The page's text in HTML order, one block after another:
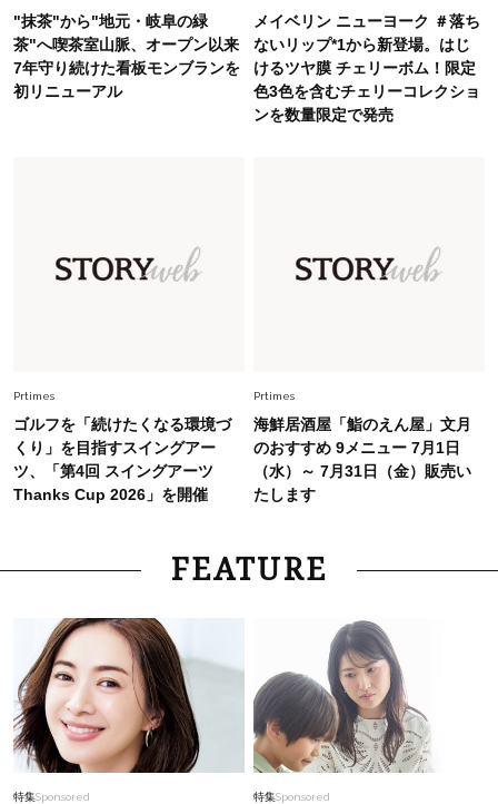
Fashion 2026.6.26
初夏はこれさえあれば！40代は【淡色ワンピ】
で即涼しげ＆上品見え〈3選〉
2026.7.31
【40代のTシャツコーデ】超ビッグサイズ×きれ
毎日忙しい40代が頼れる！無難に見えない【ひ
とくせ黒ワンピ】〈5選〉
"抹茶"から"地元・岐阜の緑
茶"へ喫茶室山脈、オープン以来
7年守り続けた看板モンブランを
初リニューアル
メイベリン ニューヨーク ＃落ち
ないリップ*1から新登場。はじ
けるツヤ膜 チェリーボム！限定
色3色を含むチェリーコレクショ
ンを数量限定で発売
Prtimes
ゴルフを「続けたくなる環境づ
くり」を目指すスイングアー
ツ、「第4回 スイングアーツ
Thanks Cup 2026」を開催
Prtimes
海鮮居酒屋「鮨のえん屋」文月
のおすすめ 9メニュー 7月1日
（水）～ 7月31日（金）販売い
たします
FEATURE
特集Sponsored 特集Sponsored